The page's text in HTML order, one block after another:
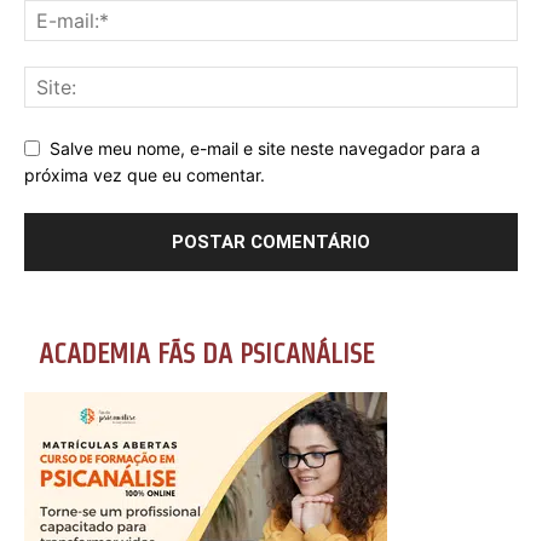
Salve meu nome, e-mail e site neste navegador para a
próxima vez que eu comentar.
ACADEMIA FÃS DA PSICANÁLISE